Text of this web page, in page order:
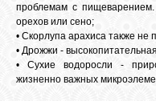
проблемам с
орехов или сено;
• Скорлупа арахиса также
• Дрожжи -
• Сухие водоросли -
жизненно важных